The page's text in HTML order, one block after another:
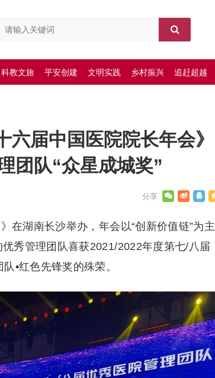
科教文旅 平安创建 文明实践 乡村振兴 追赶超越
届中国医院院长年会》
团队“众星成城奖”
在湖南长沙举办，年会以“创新价值链”为主
秀管理团队喜获2021/2022年度第七/八届
•红色先锋奖的殊荣。